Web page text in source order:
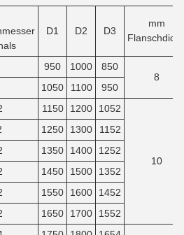
D1 D2 D3
mm
950 1000
850
8
1050 1100
950
1150 1200 1052
10
1250 1300
1152
1350 1400
1252
1450 1500
1352
1550 1600
1452
1650 1700
1552